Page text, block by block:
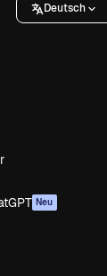
Deutsch
Neu